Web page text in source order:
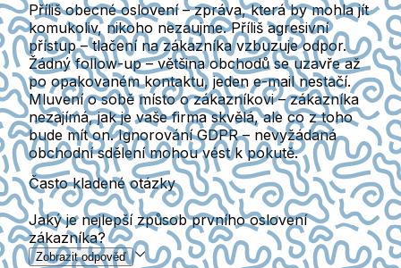
Příliš obecné oslovení – zpráva, která by mohla jít
komukoliv, nikoho nezaujme. Příliš agresivní
přístup – tlačení na zákazníka vzbuzuje odpor.
Žádný follow-up – většina obchodů se uzavře až
po opakovaném kontaktu, jeden e-mail nestačí.
Mluvení o sobě místo o zákazníkovi – zákazníka
nezajímá, jak je vaše firma skvělá, ale co z toho
bude mít on. Ignorování GDPR – nevyžádaná
obchodní sdělení mohou vést k pokutě.
Často kladené otázky
Jaký je nejlepší způsob prvního oslovení
zákazníka?
Zobrazit odpověď